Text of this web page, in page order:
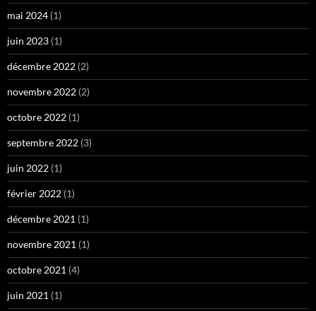
mai 2024 (1)
juin 2023 (1)
décembre 2022 (2)
novembre 2022 (2)
octobre 2022 (1)
septembre 2022 (3)
juin 2022 (1)
février 2022 (1)
décembre 2021 (1)
novembre 2021 (1)
octobre 2021 (4)
juin 2021 (1)